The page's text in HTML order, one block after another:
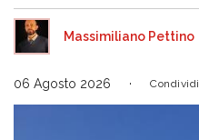
Massimiliano Pettino
06 Agosto 2026 Condividi